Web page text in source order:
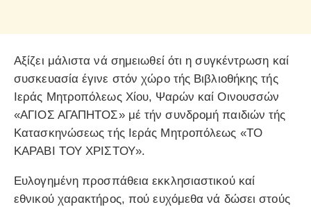
Αξίζει μάλιστα νά σημειωθεί ότι η συγκέντρωση καί
συσκευασία έγινε στόν χώρο τής Βιβλιοθήκης τής
Ιεράς Μητροπόλεως Χίου, Ψαρών καί Οινουσσών
«ΑΓΙΟΣ ΑΓΑΠΗΤΟΣ» μέ τήν συνδρομή παιδιών τής
Κατασκηνώσεως τής Ιεράς Μητροπόλεως «ΤΟ
ΚΑΡΑΒΙ ΤΟΥ ΧΡΙΣΤΟΥ».
Ευλογημένη προσπάθεια εκκλησιαστικού καί
εθνικού χαρακτήρος, πού ευχόμεθα νά δώσει στούς